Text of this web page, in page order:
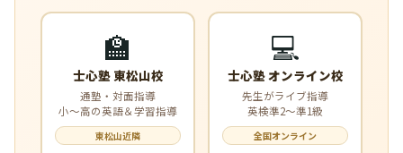
🏫
士心塾 東松山校
通塾・対面指導
小〜高の英語＆学習指導
東松山近隣
💻
士心塾 オンライン校
先生がライブ指導
英検準2〜準1級
全国オンライン